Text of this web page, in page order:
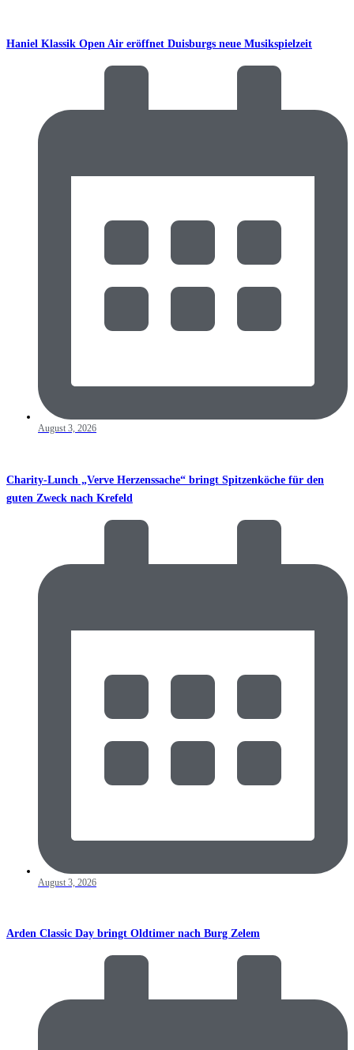
Haniel Klassik Open Air eröffnet Duisburgs neue Musikspielzeit
August 3, 2026
Charity-Lunch „Verve Herzenssache“ bringt Spitzenköche für den
guten Zweck nach Krefeld
August 3, 2026
Arden Classic Day bringt Oldtimer nach Burg Zelem